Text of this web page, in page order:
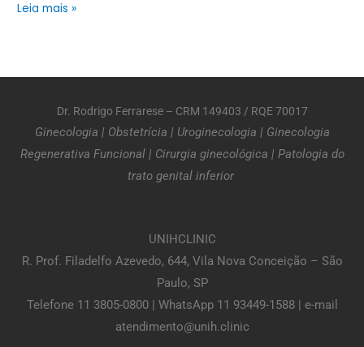
Leia mais »
Dr. Rodrigo Ferrarese – CRM 149403 / RQE 70017
Ginecologia | Obstetrícia | Uroginecologia | Ginecologia
Regenerativa Funcional| Cirurgia ginecológica | Patologia do
trato genital inferior
UNIHCLINIC
R. Prof. Filadelfo Azevedo, 644, Vila Nova Conceição – São
Paulo, SP
Telefone 11 3805-0800 | WhatsApp 11 93449-1588 | e-mail
atendimento@unih.clinic